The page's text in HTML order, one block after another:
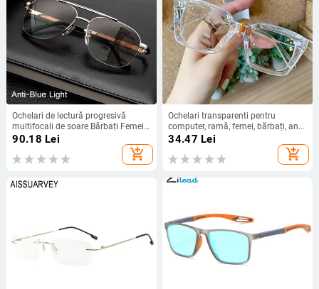
Ochelari de lectură progresivă
multifocali de soare Bărbați Femei
Ochelari prezbitici anti raze albastre
Ochelari pentru computer optic,
departe, aproape
90.18 Lei
add_shopping_cart
Ochelari transparenti pentru
computer, ramă, femei, bărbați, anti-
lumină albastră, ochelari pătrați,
ochelari de blocare, ochelari optici
clari pentru ochelari
34.47 Lei
add_shopping_cart